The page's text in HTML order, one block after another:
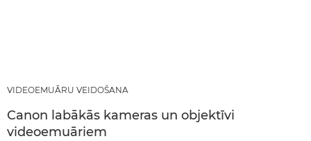
VIDEOEMUĀRU VEIDOŠANA
Canon labākās kameras un objektīvi
videoemuāriem